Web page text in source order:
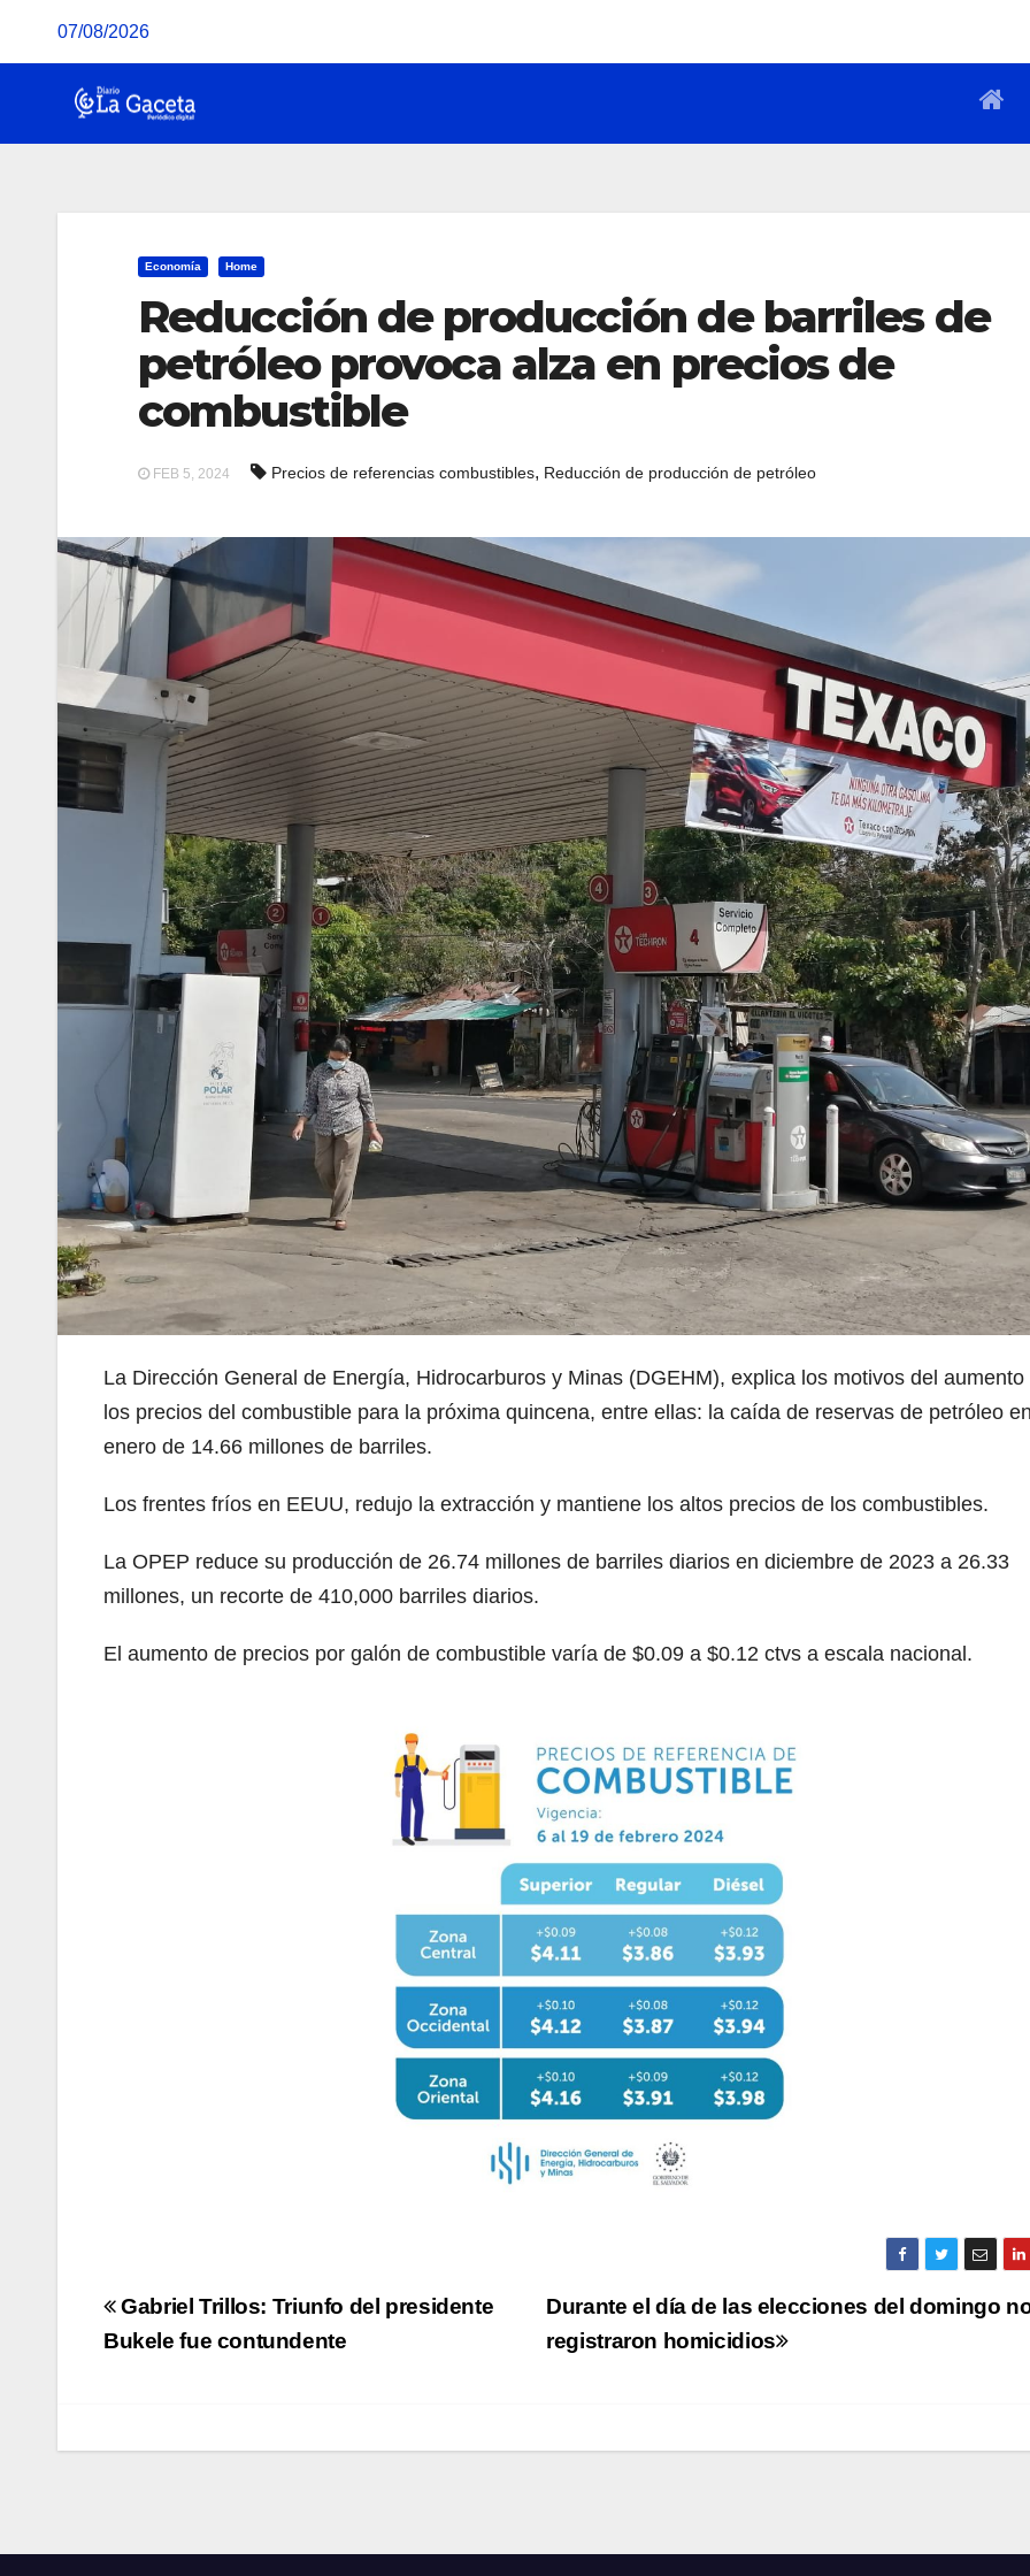
07/08/2026
Economía Home
Reducción de producción de barriles de
petróleo provoca alza en precios de
combustible
FEB 5, 2024 Precios de referencias combustibles, Reducción de producción de petróleo
La Dirección General de Energía, Hidrocarburos y Minas (DGEHM), explica los motivos del aumento
los precios del combustible para la próxima quincena, entre ellas: la caída de reservas de petróleo
enero de 14.66 millones de barriles.
Los frentes fríos en EEUU, redujo la extracción y mantiene los altos precios de los combustibles.
La OPEP reduce su producción de 26.74 millones de barriles diarios en diciembre de 2023 a 26.33
millones, un recorte de 410,000 barriles diarios.
El aumento de precios por galón de combustible varía de $0.09 a $0.12 ctvs a escala nacional.
Navegación
de
Durante el día de las elecciones del domingo
registraron homicidios
Gabriel Trillos: Triunfo del presidente
Bukele fue contundente